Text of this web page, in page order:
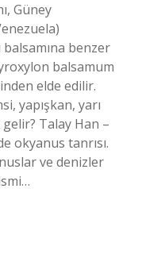
Güney
benzer
balsamum
elde edilir.
yapışkan, yarı
Talay Han –
okyanus tanrısı.
ve denizler